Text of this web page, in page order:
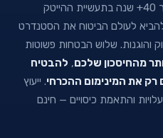
בישראל. נוסדה ע״י זאב יופה לאחר 40+ שנה בתעשיית ההייטק
לעולם הביטוח את הסטנדרט
והוגנות. שלוש הבטחות פשוטות
מהחיסכון שלכם, להבטיח
את המינימום ההכרחי. ייעוץ
והתאמת כיסויים — חינם